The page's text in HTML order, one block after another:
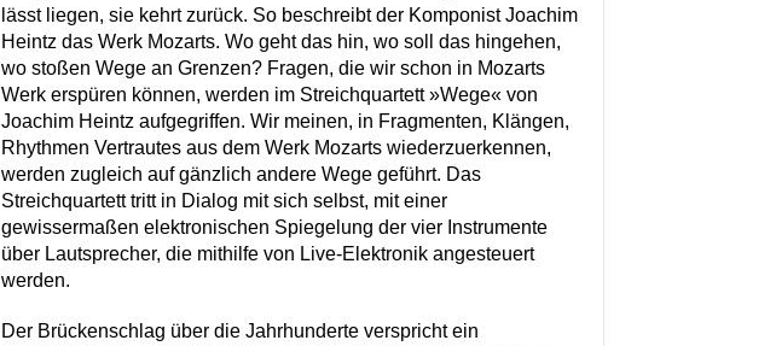
lässt liegen, sie kehrt zurück. So beschreibt der Komponist Joachim
Heintz das Werk Mozarts. Wo geht das hin, wo soll das hingehen,
wo stoßen Wege an Grenzen? Fragen, die wir schon in Mozarts
Werk erspüren können, werden im Streichquartett »Wege« von
Joachim Heintz aufgegriffen. Wir meinen, in Fragmenten, Klängen,
Rhythmen Vertrautes aus dem Werk Mozarts wiederzuerkennen,
werden zugleich auf gänzlich andere Wege geführt. Das
Streichquartett tritt in Dialog mit sich selbst, mit einer
gewissermaßen elektronischen Spiegelung der vier Instrumente
über Lautsprecher, die mithilfe von Live-Elektronik angesteuert
werden.
Der Brückenschlag über die Jahrhunderte verspricht ein